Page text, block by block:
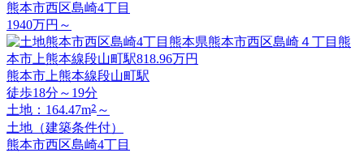
熊本市西区島崎4丁目
1940万円 ～
熊本市上熊本線段山町駅
徒歩18分～19分
土地：164.47m2 ～
土地（建築条件付）
熊本市西区島崎4丁目